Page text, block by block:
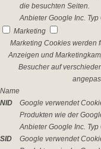
die besuchten Seiten.
Anbieter Google Inc. Typ
Marketing
Marketing Cookies werden
Anzeigen und
Besucher auf
Name
NID
Google verwendet
Produkten wie der
Anbieter Google Inc. Typ
SID
Google verwendet